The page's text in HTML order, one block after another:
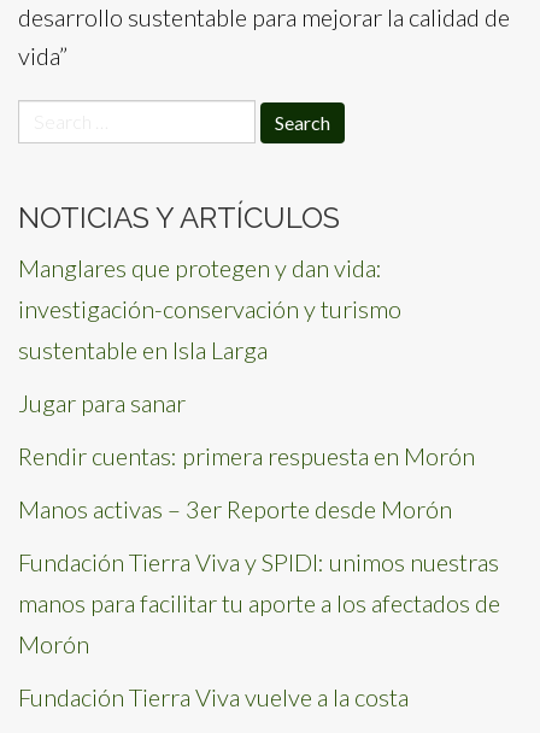
desarrollo sustentable para mejorar la calidad de
vida”
for:
NOTICIAS Y ARTÍCULOS
Manglares que protegen y dan vida:
investigación-conservación y turismo
sustentable en Isla Larga
Jugar para sanar
Rendir cuentas: primera respuesta en Morón
Manos activas – 3er Reporte desde Morón
Fundación Tierra Viva y SPIDI: unimos nuestras
manos para facilitar tu aporte a los afectados de
Morón
Fundación Tierra Viva vuelve a la costa